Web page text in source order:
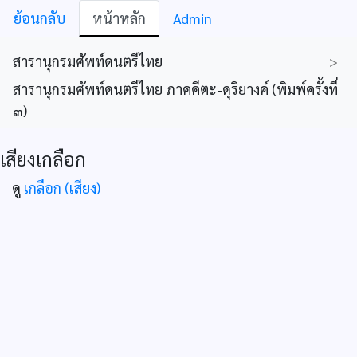
ย้อนกลับ หน้าหลัก Admin
สารานุกรมศัพท์ดนตรีไทย
>
สารานุกรมศัพท์ดนตรีไทย ภาคคีตะ-ดุริยางค์ (พิมพ์ครั้งที่
๓)
เสียงเกลือก
ดู เกลือก (เสียง)